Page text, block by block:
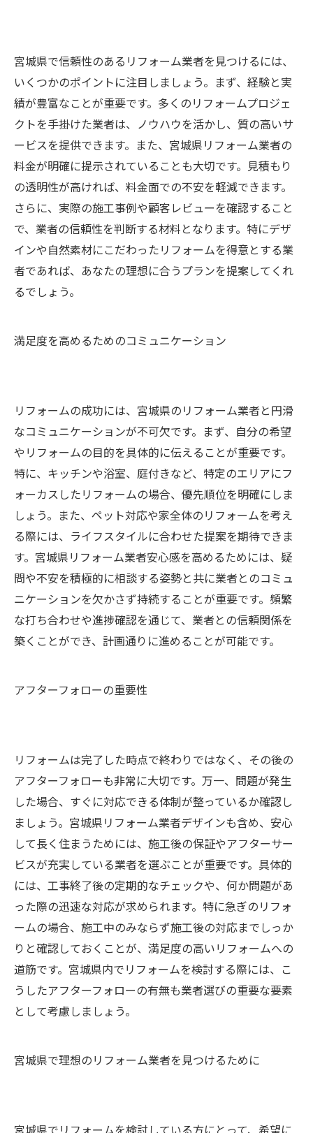
宮城県で信頼性のあるリフォーム業者を見つけるには、
いくつかのポイントに注目しましょう。まず、経験と実
績が豊富なことが重要です。多くのリフォームプロジェ
クトを手掛けた業者は、ノウハウを活かし、質の高いサ
ービスを提供できます。また、宮城県リフォーム業者の
料金が明確に提示されていることも大切です。見積もり
の透明性が高ければ、料金面での不安を軽減できます。
さらに、実際の施工事例や顧客レビューを確認すること
で、業者の信頼性を判断する材料となります。特にデザ
インや自然素材にこだわったリフォームを得意とする業
者であれば、あなたの理想に合うプランを提案してくれ
るでしょう。
満足度を高めるためのコミュニケーション
リフォームの成功には、宮城県のリフォーム業者と円滑
なコミュニケーションが不可欠です。まず、自分の希望
やリフォームの目的を具体的に伝えることが重要です。
特に、キッチンや浴室、庭付きなど、特定のエリアにフ
ォーカスしたリフォームの場合、優先順位を明確にしま
しょう。また、ペット対応や家全体のリフォームを考え
る際には、ライフスタイルに合わせた提案を期待できま
す。宮城県リフォーム業者安心感を高めるためには、疑
問や不安を積極的に相談する姿勢と共に業者とのコミュ
ニケーションを欠かさず持続することが重要です。頻繁
な打ち合わせや進捗確認を通じて、業者との信頼関係を
築くことができ、計画通りに進めることが可能です。
アフターフォローの重要性
リフォームは完了した時点で終わりではなく、その後の
アフターフォローも非常に大切です。万一、問題が発生
した場合、すぐに対応できる体制が整っているか確認し
ましょう。宮城県リフォーム業者デザインも含め、安心
して長く住まうためには、施工後の保証やアフターサー
ビスが充実している業者を選ぶことが重要です。具体的
には、工事終了後の定期的なチェックや、何か問題があ
った際の迅速な対応が求められます。特に急ぎのリフォ
ームの場合、施工中のみならず施工後の対応までしっか
りと確認しておくことが、満足度の高いリフォームへの
道筋です。宮城県内でリフォームを検討する際には、こ
うしたアフターフォローの有無も業者選びの重要な要素
として考慮しましょう。
宮城県で理想のリフォーム業者を見つけるために
宮城県でリフォームを検討している方にとって、希望に